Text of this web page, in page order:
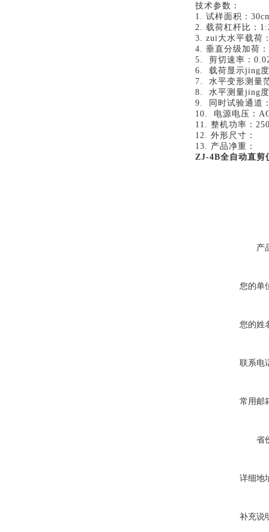
技术参数：
1. 试样面积：
2. 载荷杠杆比：
3. zui大水平载荷
4. 垂直分级加荷
5. 剪切速率：
6. 载荷显示jing
7. 水平变形测量
8. 水平测量jing
9. 同时试验通道
10. 电源电压：
11. 整机功率：
12. 外形尺寸：
13. 产品净重：
ZJ-4B全自动直剪
产
您的单
您的姓
联系电
常用邮
省
详细地
补充说